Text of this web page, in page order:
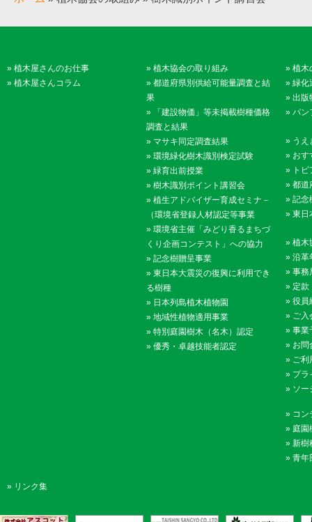
» 植木屋さんのお仕事
» 植木屋さんコラム
» 植木協会の取り組み
» 都道府県別供給可能量調査と結
果
»
「建設物価」等未掲載樹種価格
調査と結果
» マサキ同定調査結果
» 環境緑化樹木識別検定試験
» 緑育出前授業
» 樹木識別ポイント講習会
» 植生アドバイザー育成セミナ－
（環境省登録人材認定等事業
» 環境省主催「みどり香るまちづ
くり企画コンテスト」への協力
» 記念樹贈呈事業
» 東日本大震災の復興に利用でき
る樹種
» 日本列島植木植物園
» 地域性植物適用事業
» 特別庭園樹木（名木）認定
» 優秀・卓越技能者認定
» 植木
» 緑化
» 出版
» パン
» うえ
» おす
» ト
» 都道
» 記念
» 東日
» 植木
» 沿革
» 事務
» 定款
» 役員
» ご入
» 事業
» お問
» ご利
» プラ
» ソー
» コン
» 庭園
» 新樹
» 青年
» リンク集